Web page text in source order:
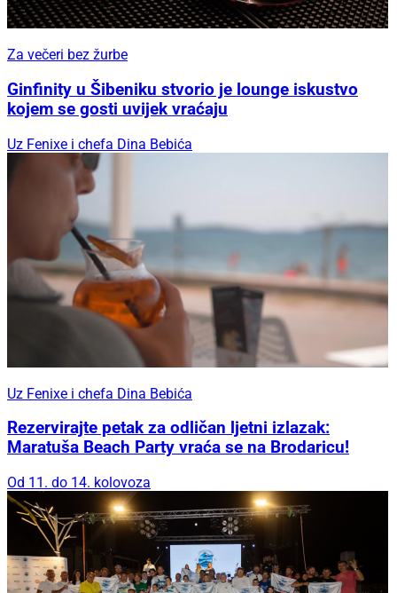
Za večeri bez žurbe
Ginfinity u Šibeniku stvorio je lounge iskustvo
kojem se gosti uvijek vraćaju
Uz Fenixe i chefa Dina Bebića
Uz Fenixe i chefa Dina Bebića
Rezervirajte petak za odličan ljetni izlazak:
Maratuša Beach Party vraća se na Brodaricu!
Od 11. do 14. kolovoza